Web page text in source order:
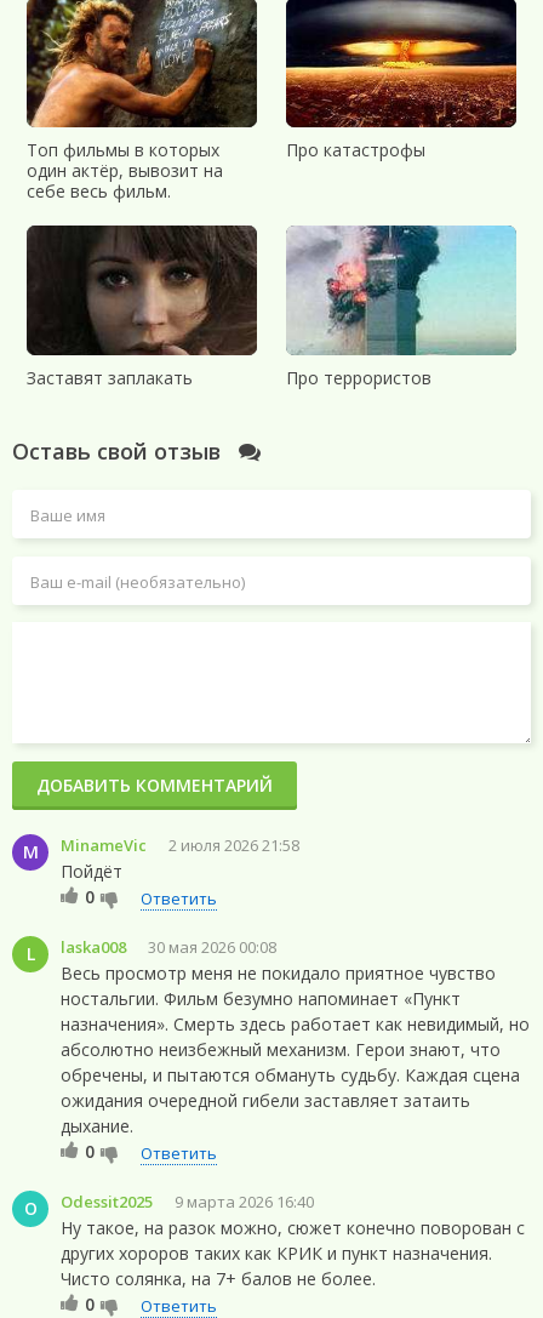
Топ фильмы в которых
один актёр, вывозит на
себе весь фильм.
Про катастрофы
Заставят заплакать Про террористов
Оставь свой отзыв
M MinameVic 2 июля 2026 21:58
Пойдёт
0
Ответить
L laska008 30 мая 2026 00:08
Весь просмотр меня не покидало приятное чувство
ностальгии. Фильм безумно напоминает «Пункт
назначения». Смерть здесь работает как невидимый, но
абсолютно неизбежный механизм. Герои знают, что
обречены, и пытаются обмануть судьбу. Каждая сцена
ожидания очередной гибели заставляет затаить
дыхание.
0
Ответить
O Odessit2025 9 марта 2026 16:40
Ну такое, на разок можно, сюжет конечно поворован с
других хороров таких как КРИК и пункт назначения.
Чисто солянка, на 7+ балов не более.
0
Ответить
ДОБАВИТЬ КОММЕНТАРИЙ